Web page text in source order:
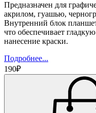
Предназначен для
акрилом, гуашью,
Внутренний блок
что обеспечивает
нанесение краски.
Подробнее...
190₽